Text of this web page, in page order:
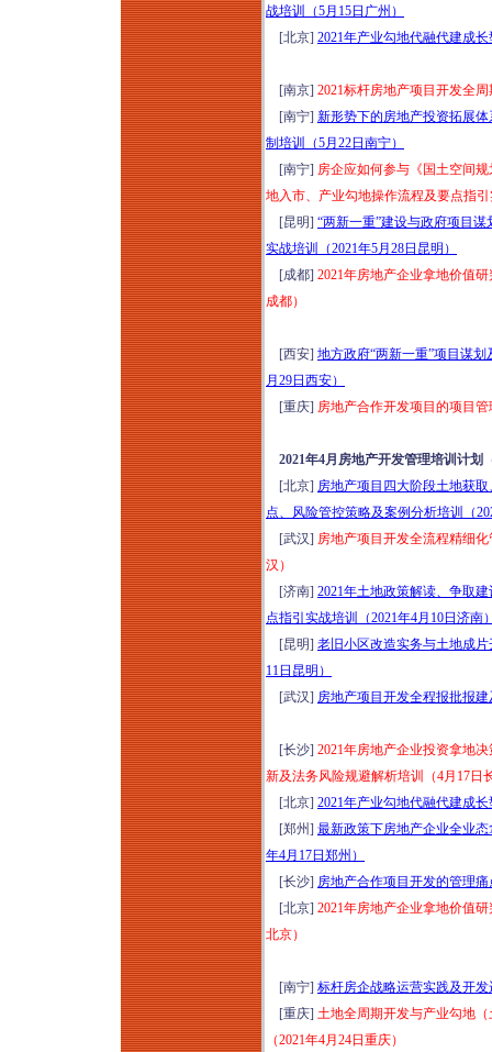
战培训（5月15日广州）
[北京] 2021年产业勾地代融代建成
[南京] 2021标杆房地产项目开发全
[南宁] 新形势下的房地产投资拓展
制培训（5月22日南宁）
[南宁] 房企应如何参与《国土空间
地入市、产业勾地操作流程及要点指
[昆明] “两新一重”建设与政府项目
实战培训（2021年5月28日昆明）
[成都] 2021年房地产企业拿地价值
成都）
[西安] 地方政府“两新一重”项目谋
月29日西安）
[重庆] 房地产合作开发项目的项目
2021年4月房地产开发管理培训计划
[北京] 房地产项目四大阶段土地获
点、风险管控策略及案例分析培训（
[武汉] 房地产项目开发全流程精细
汉）
[济南] 2021年土地政策解读、争取
点指引实战培训（2021年4月10日济南
[昆明] 老旧小区改造实务与土地成
11日昆明）
[武汉] 房地产项目开发全程报批报
[长沙] 2021年房地产企业投资拿地
新及法务风险规避解析培训（4月17日
[北京] 2021年产业勾地代融代建成
[郑州] 最新政策下房地产企业全业
年4月17日郑州）
[长沙] 房地产合作项目开发的管理
[北京] 2021年房地产企业拿地价值
北京）
[南宁] 标杆房企战略运营实践及开
[重庆] 土地全周期开发与产业勾地
（2021年4月24日重庆）